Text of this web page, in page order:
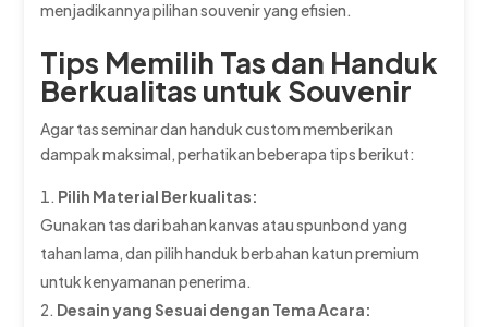
menjadikannya pilihan souvenir yang efisien.
Tips Memilih Tas dan Handuk
Berkualitas untuk Souvenir
Agar tas seminar dan handuk custom memberikan
dampak maksimal, perhatikan beberapa tips berikut:
Pilih Material Berkualitas:
Gunakan tas dari bahan kanvas atau spunbond yang
tahan lama, dan pilih handuk berbahan katun premium
untuk kenyamanan penerima.
Desain yang Sesuai dengan Tema Acara: